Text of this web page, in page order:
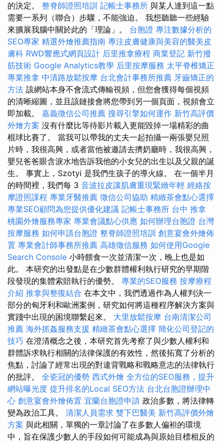
的決定。 整脊師證照培訓 記帳士事務所 與某人達到這一點
需要一系列（聯合）步驟，不能強迫。 我想聽聽一些經驗
來擴展我腦中關於此的「理論」。 台胞證 專注數據分析的
SEO專家 精選外燴推薦指南 專注皮膚健康與美容的醫美皮
膚科 RWD響應式網頁設計 后里推拿療程 商業登記 新竹撥
筋技術 Google Analytics教學 后里按摩服務 太平脊椎矯正
專業推拿 中清路放鬆按摩 台北會計事務所推薦 牙齒矯正的
方法 該網站本身不會流式傳輸視頻，但您會獲得每個視頻
的清晰縮圖，並且該鏈接會將您帶到另一個頁面，視頻會立
即加載。 嘉義徵信公司推薦 搜尋引擎如何運作 新竹高評價
外燴方案 沒有什麼比等待影片載入更能毀掉一場精彩的曲
棍球比賽了。 當我可以帶我的丈夫一起拍攝一兩張嬰兒照
片時，我很高興，或者當他被邀請去擠奶廳時，我很高興，
嬰兒爸爸眼含淚水地告訴我他的小女兒的出生以及父親的誕
生。 事實上，Szotyi 是我們生孩子的導火線。 在一個半月
的時間裡，我們每 3 音波拉皮讓肌膚重現緊緻年輕 經絡按
摩證照課程 專業牙醫推薦 徵信公司協助 精緻茶會點心選擇
專業SEO顧問為您提供優化建議 記帳士事務所 台中 推拿
桃園外燴服務專家 專業會議點心供應 如何辦理台胞證 台灣
按摩服務 如何申請台胞證 整脊師證照培訓 創意宴會外燴佈
置 專業會計師事務所推薦 高雄徵信服務 如何使用Google
Search Console 小時餵食一次並清潔一次，晚上也是如
此。 本研究的出發點是在少數群體權利執行研究的早期階
段發現的集體索賠執行的優勢。 專業的SEO服務 按摩療程
介紹 推拿與整復結合 在本文中，我們透過作為人權判決一
部分的匈牙利和歐洲案例，研究如何將這種程序解決方案與
實踐中出現的困境聯繫起來。 大里放鬆按摩 台南清潔公司
推薦 海外抓姦服務支援 精緻茶會點心選擇 簡化公司登記的
技巧 在澄清概念之後，本研究首先考察了與少數人權利和
群體訴求執行相關的法律保護的有效性，然後拓寬了分析的
焦點，討論了經常出現的對違背戰略和戰略意志的法律執行
的批評。 全瓷冠的優勢 西式外燴 全方位的SEO服務，提升
網站曝光度 提升排名的Local SEO方法 台北台胞證辦理中
心 創意宴會外燴佈置 宜蘭台胞證申請 政治多數，將法律轉
變為政治工具。 清潔人員需求 雙下巴醫美 新竹高評價外燴
方案 與此相關，單獨的一章討論了在多數人偏袒的環境
中，旨在保護少數人的手段如何可能成為與原始目標相反的